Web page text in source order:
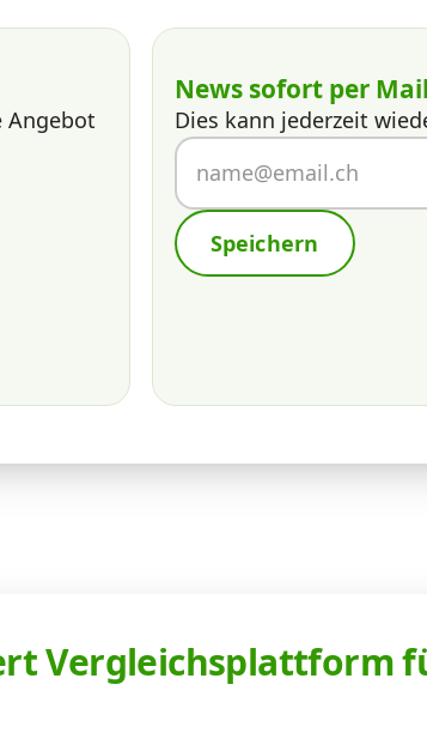
Angebot
News sofort per
Dies kann jederzeit
Speichern
Vergleichsplattform